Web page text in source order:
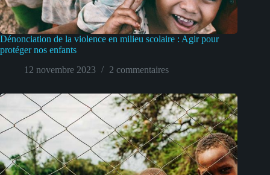
Dénonciation de la violence en milieu scolaire : Agir pour
protéger nos enfants
12 novembre 2023
2 commentaires